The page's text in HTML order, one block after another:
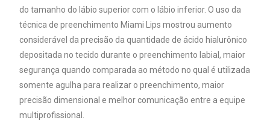
do tamanho do lábio superior com o lábio inferior. O uso da
técnica de preenchimento Miami Lips mostrou aumento
considerável da precisão da quantidade de ácido hialurônico
depositada no tecido durante o preenchimento labial, maior
segurança quando comparada ao método no qual é utilizada
somente agulha para realizar o preenchimento, maior
precisão dimensional e melhor comunicação entre a equipe
multiprofissional.